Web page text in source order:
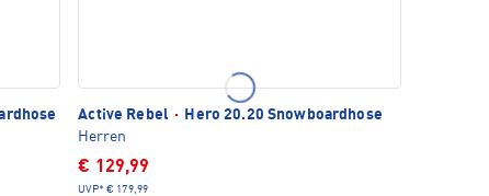
Active Rebel ·
Hero 20.20 Snowboardhose
Herren
€ 129,99
UVP* € 179,99